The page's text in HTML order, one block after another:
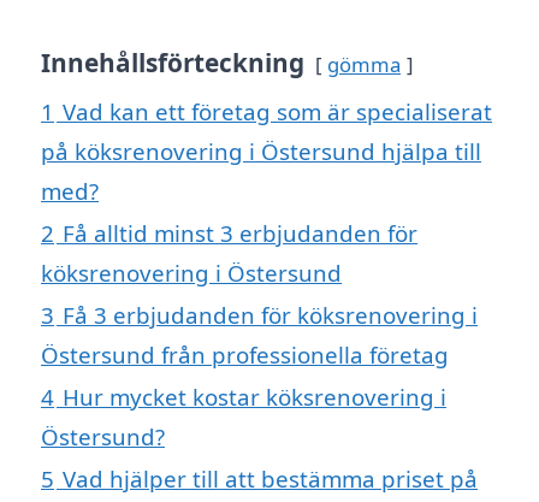
Innehållsförteckning gömma
1 Vad kan ett företag som är specialiserat
på köksrenovering i Östersund hjälpa till
med?
2 Få alltid minst 3 erbjudanden för
köksrenovering i Östersund
3 Få 3 erbjudanden för köksrenovering i
Östersund från professionella företag
4 Hur mycket kostar köksrenovering i
Östersund?
5 Vad hjälper till att bestämma priset på